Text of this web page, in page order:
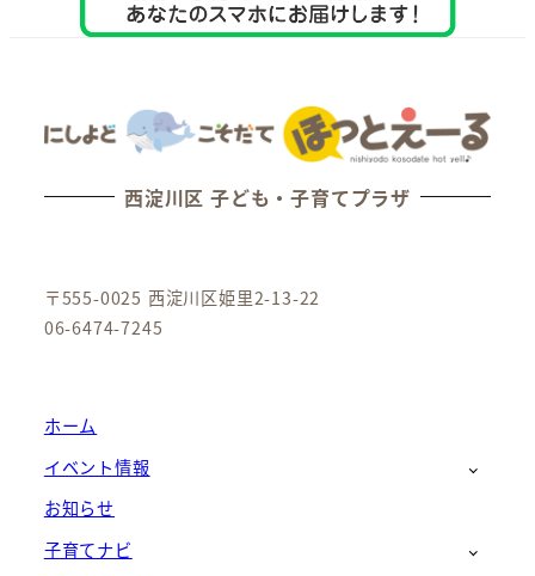
西淀川区 子ども・子育てプラザ
〒555-0025 西淀川区姫里2-13-22
06-6474-7245
ホーム
イベント情報
お知らせ
子育てナビ